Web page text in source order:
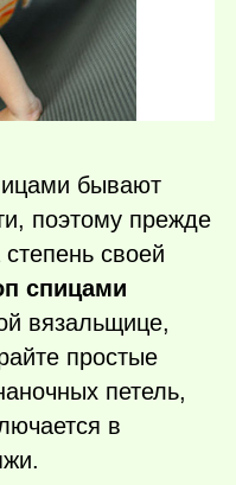
бывают
поэтому прежде
своей
спицами
вязальщице,
простые
петель,
в